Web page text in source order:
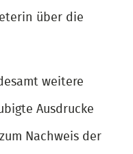
über die
weitere
Ausdrucke
Nachweis der